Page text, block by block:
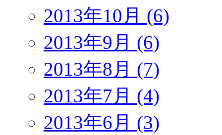
2013年10月 (6)
2013年9月 (6)
2013年8月 (7)
2013年7月 (4)
2013年6月 (3)